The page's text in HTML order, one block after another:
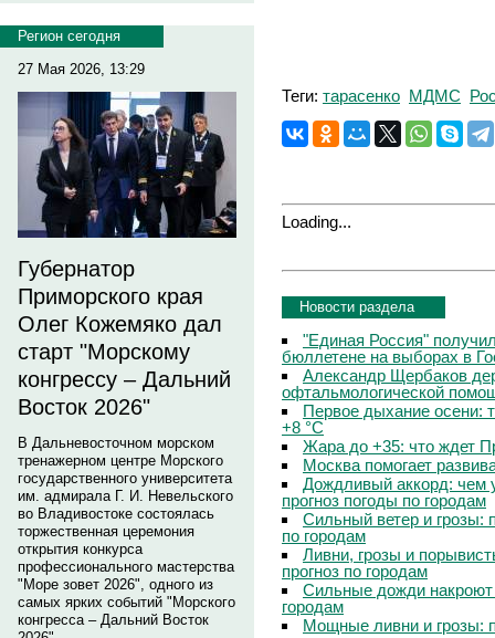
Регион сегодня
27 Мая 2026, 13:29
Губернатор
Приморского края
Олег Кожемяко дал
старт "Морскому
конгрессу – Дальний
Восток 2026"
В Дальневосточном морском
тренажерном центре Морского
государственного университета
им. адмирала Г. И. Невельского
во Владивостоке состоялась
торжественная церемония
открытия конкурса
профессионального мастерства
"Море зовет 2026", одного из
самых ярких событий "Морского
конгресса – Дальний Восток
Теги: тарасенко МДМС
Loading...
Новости раздела
"Единая Россия"
бюллетене на выборах в
Александр Щербаков
офтальмологической
Первое дыхание осени:
+8 °C
Жара до +35: что ждет
Москва помогает
Дождливый аккорд: чем
прогноз погоды по городам
Сильный ветер и грозы:
по городам
Ливни, грозы и
прогноз по городам
Сильные дожди
городам
Мощные ливни и грозы: